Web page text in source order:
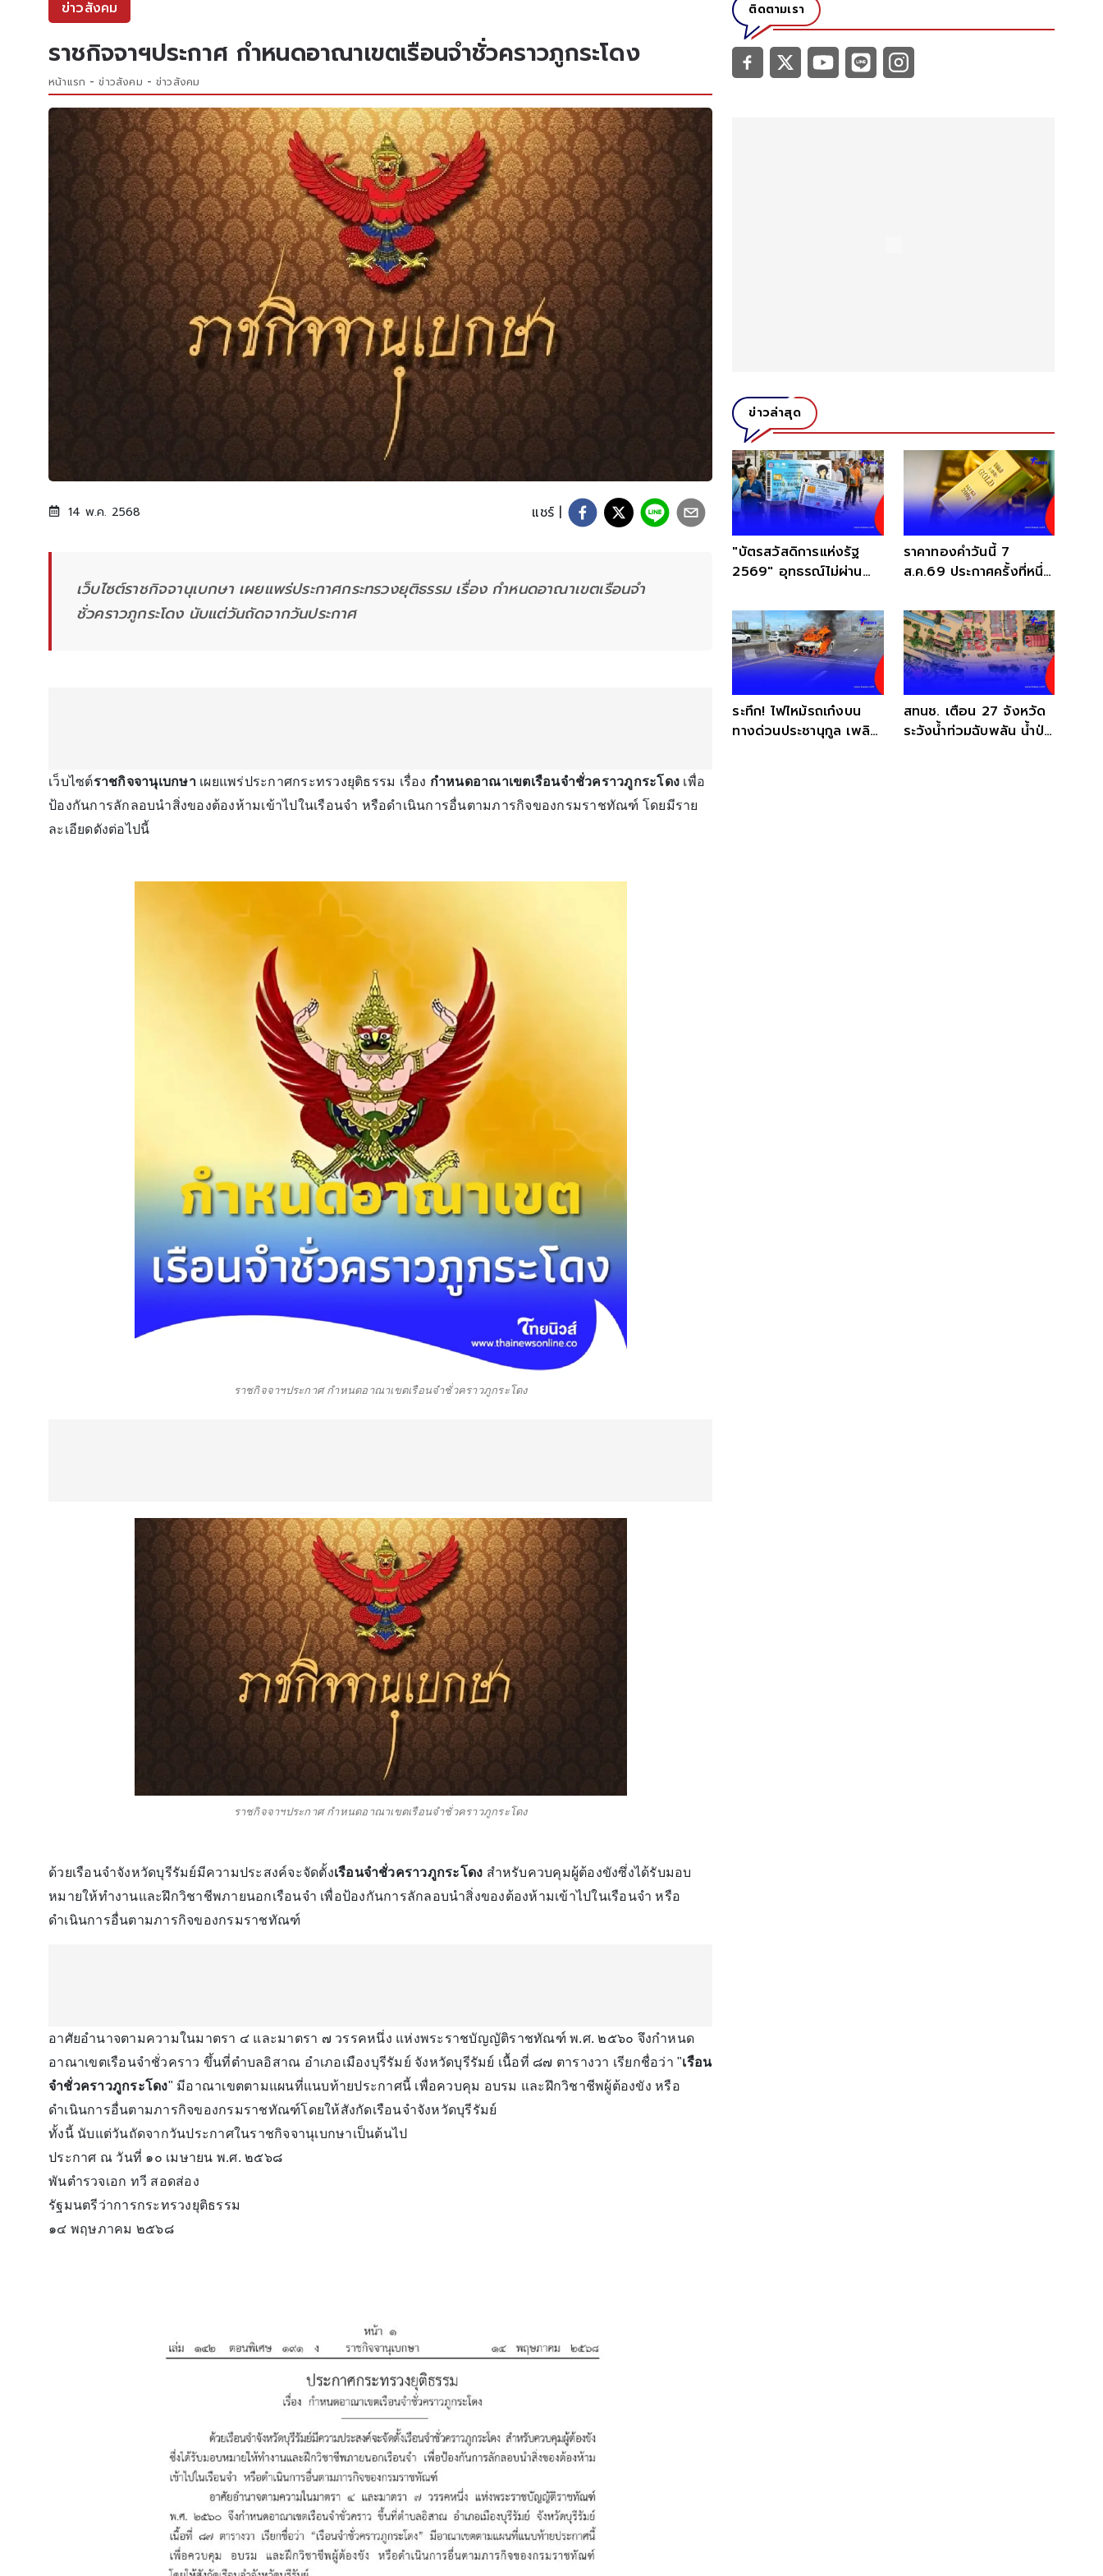
ข่าวสังคม
ราชกิจจาฯประกาศ กำหนดอาณาเขตเรือนจำชั่วคราวภูกระโดง
หน้าแรก ข่าวสังคม ข่าวสังคม
14 พ.ค. 2568 แชร์ |
เว็บไซต์ราชกิจจานุเบกษา เผยแพร่ประกาศกระทรวงยุติธรรม เรื่อง กำหนดอาณาเขตเรือนจำ
ชั่วคราวภูกระโดง นับแต่วันถัดจากวันประกาศ
เว็บไซต์ราชกิจจานุเบกษาเผยแพร่ประกาศกระทรวงยุติธรรม เรื่อง กำหนดอาณาเขตเรือนจำชั่วคราวภูกระโดง เพื่อ
ป้องกันการลักลอบนำสิ่งของต้องห้ามเข้าไปในเรือนจำ หรือดำเนินการอื่นตามภารกิจของกรมราชทัณฑ์ โดยมีราย
ละเอียดดังต่อไปนี้
ราชกิจจาฯประกาศ กำหนดอาณาเขตเรือนจำชั่วคราวภูกระโดง
ราชกิจจาฯประกาศ กำหนดอาณาเขตเรือนจำชั่วคราวภูกระโดง
ด้วยเรือนจำจังหวัดบุรีรัมย์มีความประสงค์จะจัดตั้งเรือนจำชั่วคราวภูกระโดง สำหรับควบคุมผู้ต้องขังซึ่งได้รับมอบ
หมายให้ทำงานและฝึกวิชาชีพภายนอกเรือนจำ เพื่อป้องกันการลักลอบนำสิ่งของต้องห้ามเข้าไปในเรือนจำ หรือ
ดำเนินการอื่นตามภารกิจของกรมราชทัณฑ์
อาศัยอำนาจตามความในมาตรา ๔ และมาตรา ๗ วรรคหนึ่ง แห่งพระราชบัญญัติราชทัณฑ์ พ.ศ. ๒๕๖๐ จึงกำหนด
อาณาเขตเรือนจำชั่วคราว ขึ้นที่ตำบลอิสาณ อำเภอเมืองบุรีรัมย์ จังหวัดบุรีรัมย์ เนื้อที่ ๘๗ ตารางวา เรียกชื่อว่า "เรือน
จำชั่วคราวภูกระโดง" มีอาณาเขตตามแผนที่แนบท้ายประกาศนี้ เพื่อควบคุม อบรม และฝึกวิชาชีพผู้ต้องขัง หรือ
ดำเนินการอื่นตามภารกิจของกรมราชทัณฑ์โดยให้สังกัดเรือนจำจังหวัดบุรีรัมย์
ทั้งนี้ นับแต่วันถัดจากวันประกาศในราชกิจจานุเบกษาเป็นต้นไป
ประกาศ ณ วันที่ ๑๐ เมษายน พ.ศ. ๒๕๖๘
พันตำรวจเอก ทวี สอดส่อง
รัฐมนตรีว่าการกระทรวงยุติธรรม
๑๔ พฤษภาคม ๒๕๖๘
ติดตามเรา
ข่าวล่าสุด
"บัตรสวัสดิการแห่งรัฐ
2569" อุทธรณ์ไม่ผ่าน
ราคาทองคำวันนี้ 7
ส.ค.69 ประกาศครั้งที่หนึ่ง
ระทึก! ไฟไหม้รถเก๋งบน
ทางด่วนประชานุกูล เพลิง
สทนช. เตือน 27 จังหวัด
ระวังน้ำท่วมฉับพลัน น้ำป่า